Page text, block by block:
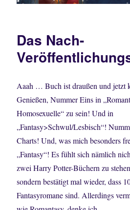
Das Nach-
Aaah … Buch ist draußen und jetzt
Genießen, Nummer Eins in
Homosexuelle“ zu sein! Und in
„Fantasy>Schwul/Lesbisch“!
Charts! Und, was mich besonders
„Fantasy“! Es fühlt sich nämlich
zwei Harry Potter-Büchern zu
sondern bestätigt mal wieder, dass
Fantasyromane sind. Allerdings